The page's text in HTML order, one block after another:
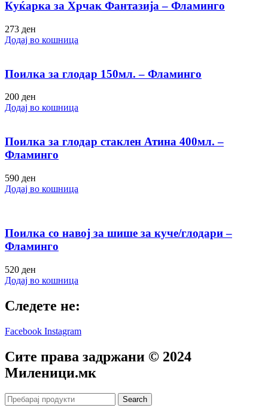
Куќарка за Хрчак Фантазија – Фламинго
273 ден
Додај во кошница
Поилка за глодар 150мл. – Фламинго
200 ден
Додај во кошница
Поилка за глодар стаклен Атина 400мл. –
Фламинго
590 ден
Додај во кошница
Поилка со навој за шише за куче/глодари –
Фламинго
520 ден
Додај во кошница
Следете не:
Facebook Instagram
Сите права задржани © 2024
Mиленици.мк
Search